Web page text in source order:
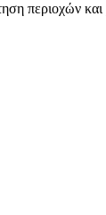
περιοχών και